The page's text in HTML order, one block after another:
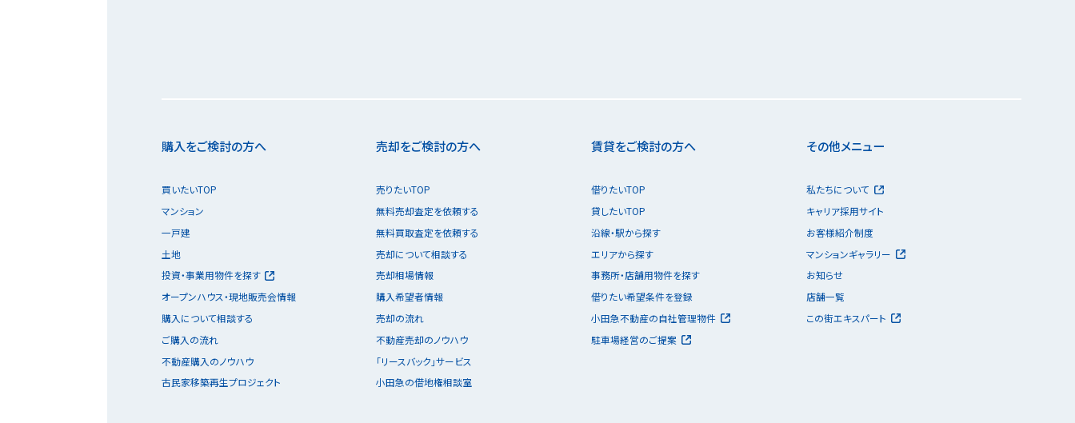
購入をご検討の方へ
買いたいTOP
マンション
一戸建
土地
投資・事業用物件を探す
オープンハウス・現地販売会情報
購入について相談する
ご購入の流れ
不動産購入のノウハウ
古民家移築再生プロジェクト
売却をご検討の方へ
売りたいTOP
無料売却査定を依頼する
無料買取査定を依頼する
売却について相談する
売却相場情報
購入希望者情報
売却の流れ
不動産売却のノウハウ
「リースバック」サービス
小田急の借地権相談室
賃貸をご検討の方へ
借りたいTOP
貸したいTOP
沿線・駅から探す
エリアから探す
事務所・店舗用物件を探す
借りたい希望条件を登録
小田急不動産の自社管理物件
駐車場経営のご提案
その他メニュー
私たちについて
キャリア採用サイト
お客様紹介制度
マンションギャラリー
お知らせ
店舗一覧
この街エキスパート